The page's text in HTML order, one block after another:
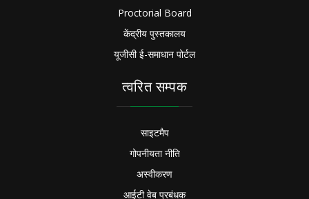
Proctorial Board
केंद्रीय पुस्तकालय
यूजीसी ई-समाधान पोर्टल
त्वरित सम्पक
साइटमैप
गोपनीयता नीति
अस्वीकरण
आईटी वेब प्रबंधक